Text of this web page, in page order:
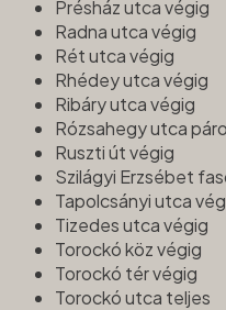
Présház utca végig
Radna utca végig
Rét utca végig
Rhédey utca végig
Ribáry utca végig
Rózsahegy utca
Ruszti út végig
Szilágyi Erzsébet
Tapolcsányi utca
Tizedes utca végig
Torockó köz végig
Torockó tér végig
Torockó utca teljes